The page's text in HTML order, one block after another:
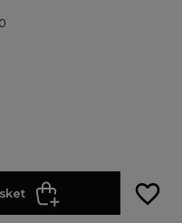
favorite_border